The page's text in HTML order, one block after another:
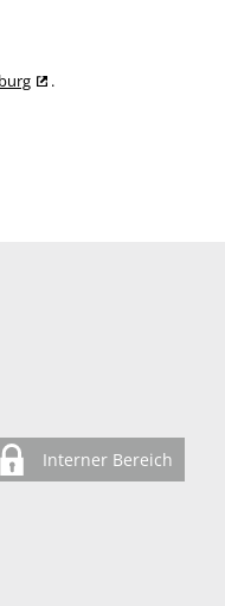
.
Interner Bereich